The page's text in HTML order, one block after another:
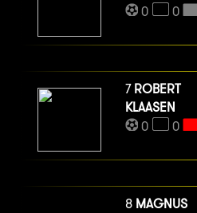
0 0
7 ROBERT
KLAASEN
0
0
8 MAGNUS